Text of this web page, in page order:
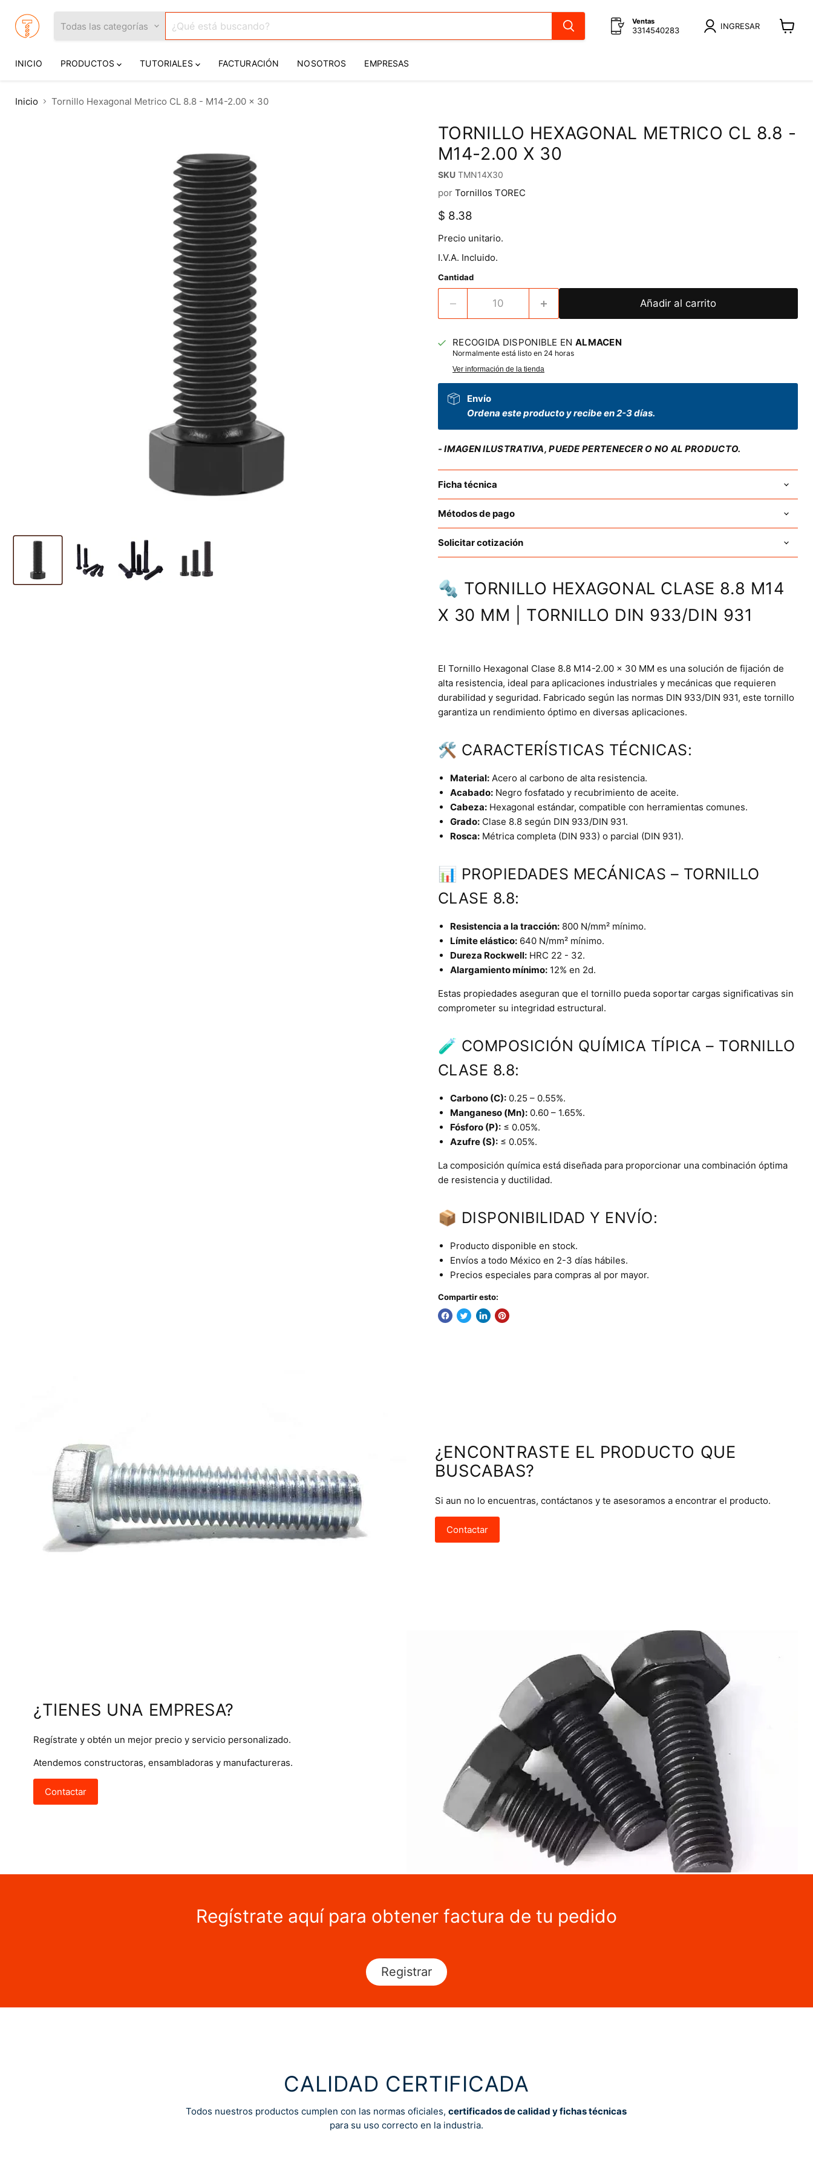
Todas las categorías Ventas
3314540283 INGRESAR
INICIO PRODUCTOS TUTORIALES FACTURACIÓN NOSOTROS EMPRESAS
Inicio Tornillo Hexagonal Metrico CL 8.8 - M14-2.00 x 30
TORNILLO HEXAGONAL METRICO CL 8.8 -
M14-2.00 X 30
SKU TMN14X30
por Tornillos TOREC
Precio actual
$ 8.38
Precio unitario.
I.V.A. Incluido.
Cantidad
Añadir al carrito
RECOGIDA DISPONIBLE EN ALMACEN
Normalmente está listo en 24 horas
Ver información de la tienda
Envío
Ordena este producto y recibe en 2-3 días.
- IMAGEN ILUSTRATIVA, PUEDE PERTENECER O NO AL PRODUCTO.
Ficha técnica
Métodos de pago
Solicitar cotización
🔩 TORNILLO HEXAGONAL CLASE 8.8 M14
X 30 MM | TORNILLO DIN 933/DIN 931
El Tornillo Hexagonal Clase 8.8 M14-2.00 x 30 MM es una solución de fijación de
alta resistencia, ideal para aplicaciones industriales y mecánicas que requieren
durabilidad y seguridad. Fabricado según las normas DIN 933/DIN 931, este tornillo
garantiza un rendimiento óptimo en diversas aplicaciones.
🛠 CARACTERÍSTICAS TÉCNICAS:
Material:Acero al carbono de alta resistencia.
Acabado:Negro fosfatado y recubrimiento de aceite.
Cabeza:Hexagonal estándar, compatible con herramientas comunes.
Grado:Clase 8.8 según DIN 933/DIN 931.
Rosca:Métrica completa (DIN 933) o parcial (DIN 931).
📊 PROPIEDADES MECÁNICAS – TORNILLO
CLASE 8.8:
Resistencia a la tracción:800 N/mm² mínimo.
Límite elástico:640 N/mm² mínimo.
Dureza Rockwell:HRC 22 - 32.
Alargamiento mínimo:12% en 2d.
Estas propiedades aseguran que el tornillo pueda soportar cargas significativas sin
comprometer su integridad estructural.
🧪 COMPOSICIÓN QUÍMICA TÍPICA – TORNILLO
CLASE 8.8:
Carbono (C):0.25 – 0.55%.
Manganeso (Mn):0.60 – 1.65%.
Fósforo (P):≤ 0.05%.
Azufre (S):≤ 0.05%.
La composición química está diseñada para proporcionar una combinación óptima
de resistencia y ductilidad.
📦 DISPONIBILIDAD Y ENVÍO:
Producto disponible en stock.
Envíos a todo México en 2-3 días hábiles.
Precios especiales para compras al por mayor.
Compartir esto:
¿ENCONTRASTE EL PRODUCTO QUE
BUSCABAS?
Si aun no lo encuentras, contáctanos y te asesoramos a encontrar el producto.
Contactar
¿TIENES UNA EMPRESA?
Regístrate y obtén un mejor precio y servicio personalizado.
Atendemos constructoras, ensambladoras y manufactureras.
Contactar
Regístrate aquí para obtener factura de tu pedido
Registrar
CALIDAD CERTIFICADA
Todos nuestros productos cumplen con las normas oficiales,certificados de calidad y fichas técnicas
para su uso correcto en la industria.